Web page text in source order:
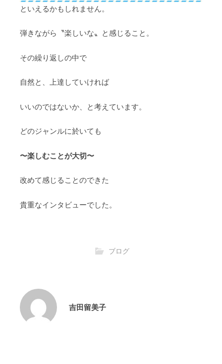
といえるかもしれません。
弾きながら〝楽しいな〟と感じること。
その繰り返しの中で
自然と、上達していければ
いいのではないか、と考えています。
どのジャンルに於いても
〜楽しむことが大切〜
改めて感じることのできた
貴重なインタビューでした。
ブログ
吉田留美子